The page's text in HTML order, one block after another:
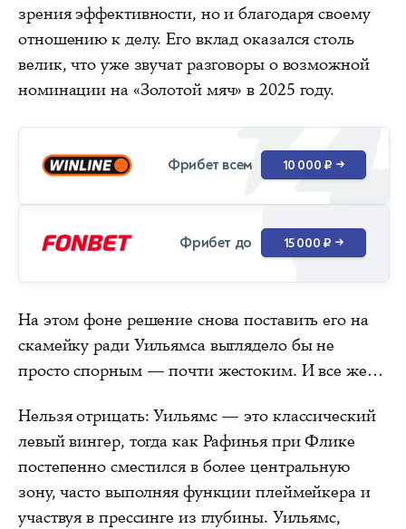
зрения эффективности, но и благодаря своему
отношению к делу. Его вклад оказался столь
велик, что уже звучат разговоры о возможной
номинации на «Золотой мяч» в 2025 году.
Фрибет всем 10 000 ₽ →
Фрибет до 15 000 ₽ →
На этом фоне решение снова поставить его на
скамейку ради Уильямса выглядело бы не
просто спорным — почти жестоким. И все же…
Нельзя отрицать: Уильямс — это классический
левый вингер, тогда как Рафинья при Флике
постепенно сместился в более центральную
зону, часто выполняя функции плеймейкера и
участвуя в прессинге из глубины. Уильямс,